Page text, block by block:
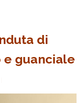
di
e guanciale